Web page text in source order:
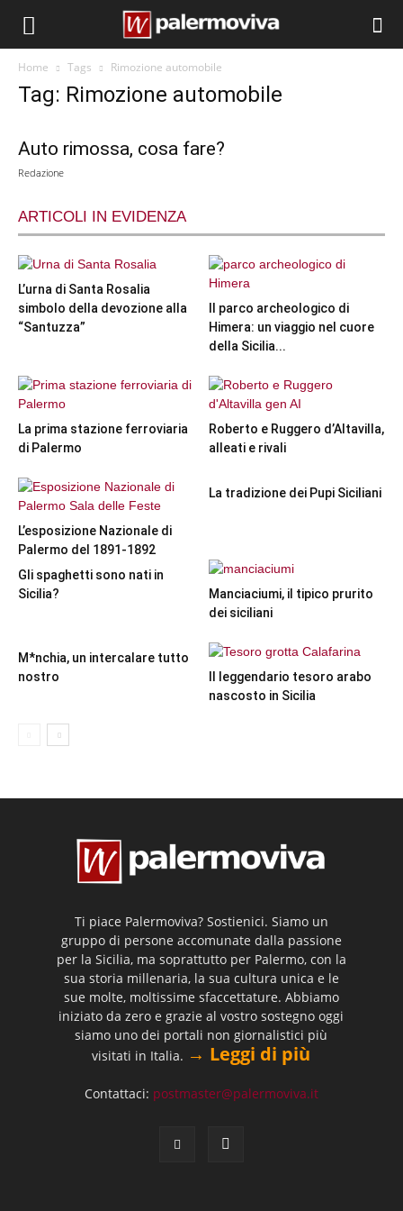
Home Tags Rimozione automobile
Tag: Rimozione automobile
Auto rimossa, cosa fare?
Redazione
ARTICOLI IN EVIDENZA
L’urna di Santa Rosalia
simbolo della devozione alla
“Santuzza”
Il parco archeologico di
Himera: un viaggio nel cuore
della Sicilia...
La prima stazione ferroviaria
di Palermo
Roberto e Ruggero d’Altavilla,
alleati e rivali
L’esposizione Nazionale di
Palermo del 1891-1892
La tradizione dei Pupi Siciliani
Gli spaghetti sono nati in
Sicilia?
Manciaciumi, il tipico prurito
dei siciliani
M*nchia, un intercalare tutto
nostro
Il leggendario tesoro arabo
nascosto in Sicilia
Ti piace Palermoviva? Sostienici. Siamo un
gruppo di persone accomunate dalla passione
per la Sicilia, ma soprattutto per Palermo, con la
sua storia millenaria, la sua cultura unica e le
sue molte, moltissime sfaccettature. Abbiamo
iniziato da zero e grazie al vostro sostegno oggi
siamo uno dei portali non giornalistici più
visitati in Italia. → Leggi di più
Contattaci: postmaster@palermoviva.it